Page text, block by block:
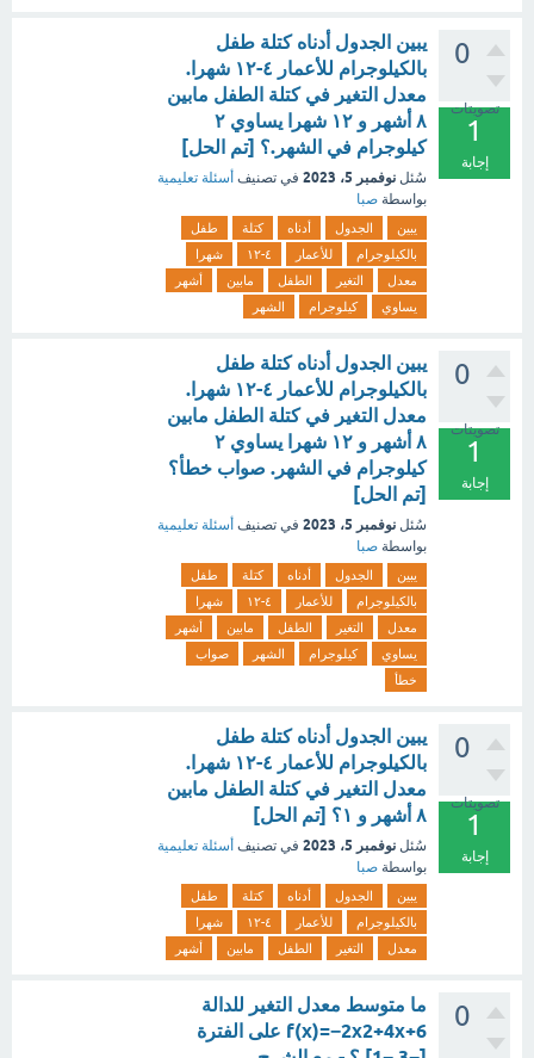
0
تصويتات
1
إجابة
يبين الجدول أدناه كتلة طفل
بالكيلوجرام للأعمار ٤-١٢ شهرا.
معدل التغير في كتلة الطفل مابين
٨ أشهر و ١٢ شهرا يساوي ٢
كيلوجرام في الشهر.؟ [تم الحل]
سُئل نوفمبر 5، 2023 في تصنيف أسئلة تعليمية
بواسطة صبا
يبين الجدول أدناه كتلة
طفل
بالكيلوجرام
للأعمار ٤-١٢
شهرا
معدل
التغير الطفل مابين
أشهر
يساوي
كيلوجرام الشهر
0
تصويتات
1
إجابة
يبين الجدول أدناه كتلة طفل
بالكيلوجرام للأعمار ٤-١٢ شهرا.
معدل التغير في كتلة الطفل مابين
٨ أشهر و ١٢ شهرا يساوي ٢
كيلوجرام في الشهر. صواب خطأ؟
[تم الحل]
سُئل نوفمبر 5، 2023 في تصنيف أسئلة تعليمية
بواسطة صبا
يبين الجدول أدناه كتلة
طفل
بالكيلوجرام
للأعمار ٤-١٢
شهرا
معدل
التغير الطفل مابين
أشهر
يساوي
كيلوجرام الشهر
صواب
خطأ
0
تصويتات
1
إجابة
يبين الجدول أدناه كتلة طفل
بالكيلوجرام للأعمار ٤-١٢ شهرا.
معدل التغير في كتلة الطفل مابين
٨ أشهر و ١؟ [تم الحل]
سُئل نوفمبر 5، 2023 في تصنيف أسئلة تعليمية
بواسطة صبا
يبين الجدول أدناه كتلة
طفل
بالكيلوجرام
للأعمار ٤-١٢
شهرا
معدل
التغير الطفل مابين أشهر
0
ما متوسط معدل التغير للدالة
f(x)=−2x2+4x+6 على الفترة